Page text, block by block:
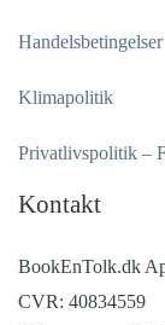
Handelsbetingelser
Klimapolitik
Privatlivspolitik –
Kontakt
BookEnTolk.dk
CVR: 40834559